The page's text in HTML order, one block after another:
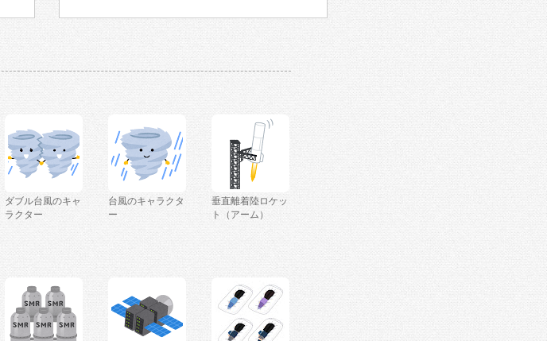
ダブル台風のキャ
ラクター
台風のキャラクタ
ー
垂直離着陸ロケッ
ト（アーム）